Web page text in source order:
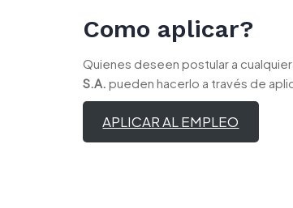
Como aplicar?
Quienes deseen postular a
S.A. pueden hacerlo a través de
APLICAR AL EMPLEO